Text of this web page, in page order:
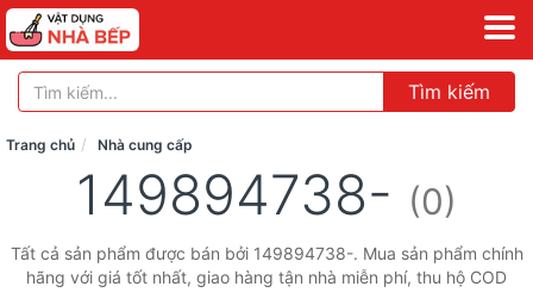
Tìm kiếm
Trang chủ Nhà cung cấp
149894738- (0)
Tất cả sản phẩm được bán bởi 149894738-. Mua sản phẩm chính
hãng với giá tốt nhất, giao hàng tận nhà miễn phí, thu hộ COD